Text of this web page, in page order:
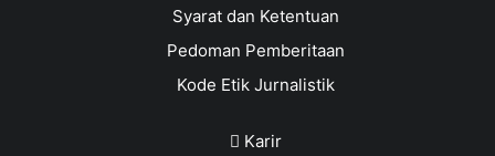
Syarat dan Ketentuan
Pedoman Pemberitaan
Kode Etik Jurnalistik
Karir